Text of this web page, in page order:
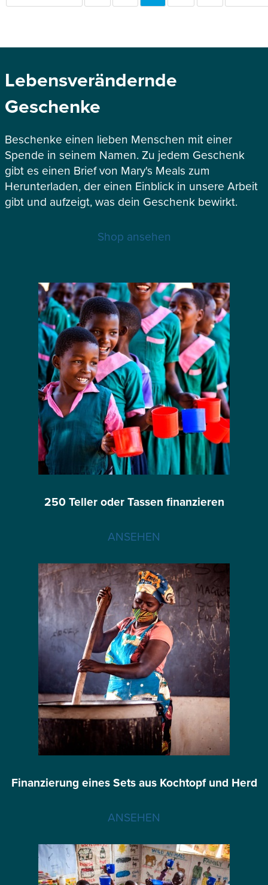
Lebensverändernde
Geschenke
Beschenke einen lieben Menschen mit einer
Spende in seinem Namen. Zu jedem Geschenk
gibt es einen Brief von Mary's Meals zum
Herunterladen, der einen Einblick in unsere Arbeit
gibt und aufzeigt, was dein Geschenk bewirkt.
Shop ansehen
250 Teller oder Tassen finanzieren
ANSEHEN
Finanzierung eines Sets aus Kochtopf und Herd
ANSEHEN